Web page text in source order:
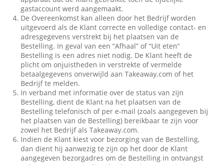
gastaccount werd aangemaakt.
De Overeenkomst kan alleen door het Bedrijf worden
uitgevoerd als de Klant correcte en volledige contact- en
adresgegevens verstrekt bij het plaatsen van de
Bestelling. In geval van een “Afhaal” of “Uit eten”
Bestelling is een adres niet nodig. De Klant heeft de
plicht om onjuistheden in verstrekte of vermelde
betaalgegevens onverwijld aan Takeaway.com of het
Bedrijf te melden.
In verband met informatie over de status van zijn
Bestelling, dient de Klant na het plaatsen van de
Bestelling telefonisch of per e-mail (zoals aangegeven bij
het plaatsen van de Bestelling) bereikbaar te zijn voor
zowel het Bedrijf als Takeaway.com.
Indien de Klant kiest voor bezorging van de Bestelling,
dan dient hij aanwezig te zijn op het door de Klant
aangegeven bezorgadres om de Bestelling in ontvangst